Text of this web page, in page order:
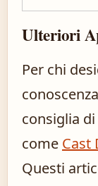
Ulteriori
Per chi
consiglia
come Cast
Questi